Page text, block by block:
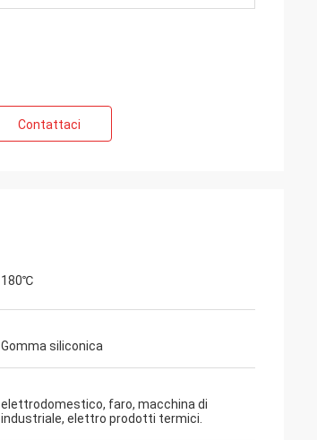
Contattaci
180℃
Gomma siliconica
elettrodomestico, faro, macchina di
industriale, elettro prodotti termici.